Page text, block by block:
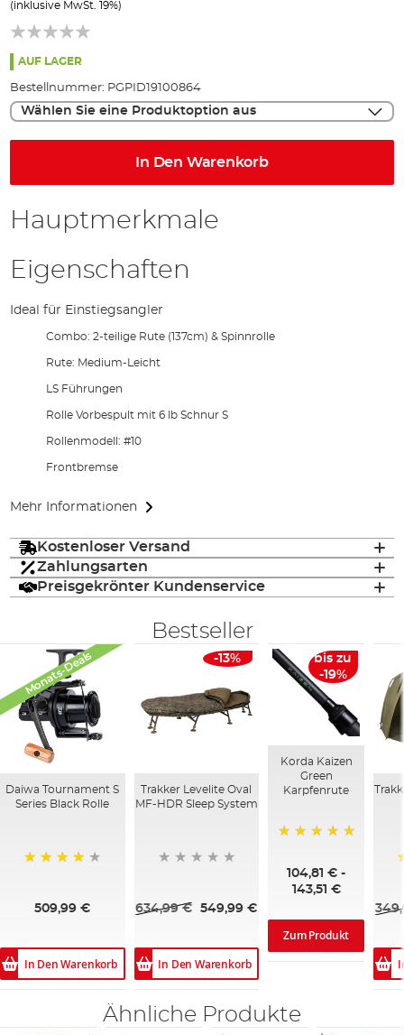
Bildgalerie
springen
(inklusive MwSt. 19%)
AUF LAGER
Bestellnummer: PGPID19100864
Wählen Sie eine Produktoption aus
In Den Warenkorb
Hauptmerkmale
Eigenschaften
Ideal für Einstiegsangler
Combo: 2-teilige Rute (137cm) & Spinnrolle
Rute: Medium-Leicht
LS Führungen
Rolle Vorbespult mit 6 lb Schnur S
Rollenmodell: #10
Frontbremse
Mehr Informationen
Kostenloser Versand
Zahlungsarten
Preisgekrönter Kundenservice
Bestseller
Monats-Deals
Daiwa Tournament S
Series Black Rolle
509,99 €
In Den Warenkorb
-13%
Trakker Levelite Oval
MF-HDR Sleep System
634,99 € 549,99 €
In Den Warenkorb
bis zu
-19%
Korda Kaizen
Green
Karpfenrute
104,81 € -
143,51 €
Zum Produkt
Ähnliche Produkte